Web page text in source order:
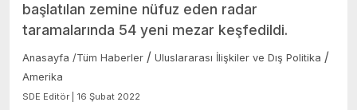
başlatılan zemine nüfuz eden radar
taramalarında 54 yeni mezar keşfedildi.
Anasayfa /Tüm Haberler / Uluslararası İlişkiler ve Dış Politika /
Amerika
SDE Editör | 16 Şubat 2022